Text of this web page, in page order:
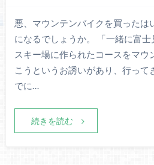
悪、マウンテンバイクを買ったは
になるでしょうか。 「一緒に富士
スキー場に作られたコースをマウ
こうというお誘いがあり、行って
でに…
続きを読む